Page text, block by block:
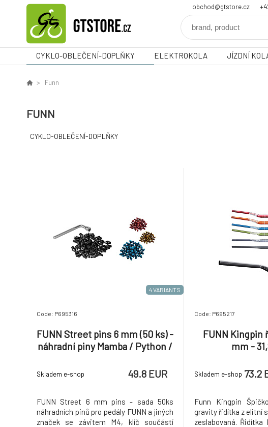
obchod@gtstore.cz
CYKLO-OBLEČENÍ-DOPLŇKY ELEKTROKOLA JÍZDNÍ
Funn
FUNN
CYKLO-OBLEČENÍ-DOPLŇKY
4 VARIANTS
Code: P695316
FUNN Street pins 6 mm (50 ks) -
náhradní piny Mamba / Python /
Skladem e-shop 49.8 EUR
FUNN Street 6 mm pins - sada 50ks
náhradních pinů pro pedály FUNN a jiných
značek se závitem M4, klíč součástí
Code: P695217
FUNN Kingpin
mm -
Skladem e-shop 73.2
Funn Kingpin
gravity řidítka z elitní
zeslabovaná. Řidítka